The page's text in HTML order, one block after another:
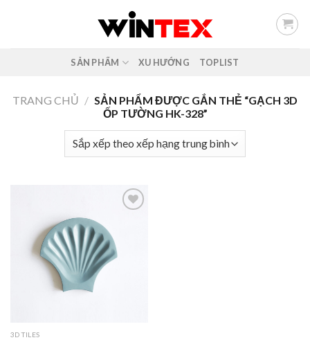
SẢN PHẨM XU HƯỚNG TOPLIST
TRANG CHỦ / SẢN PHẨM ĐƯỢC GẮN THẺ “GẠCH 3D
ỐP TƯỜNG HK-328”
Add to
wishlist
3D TILES